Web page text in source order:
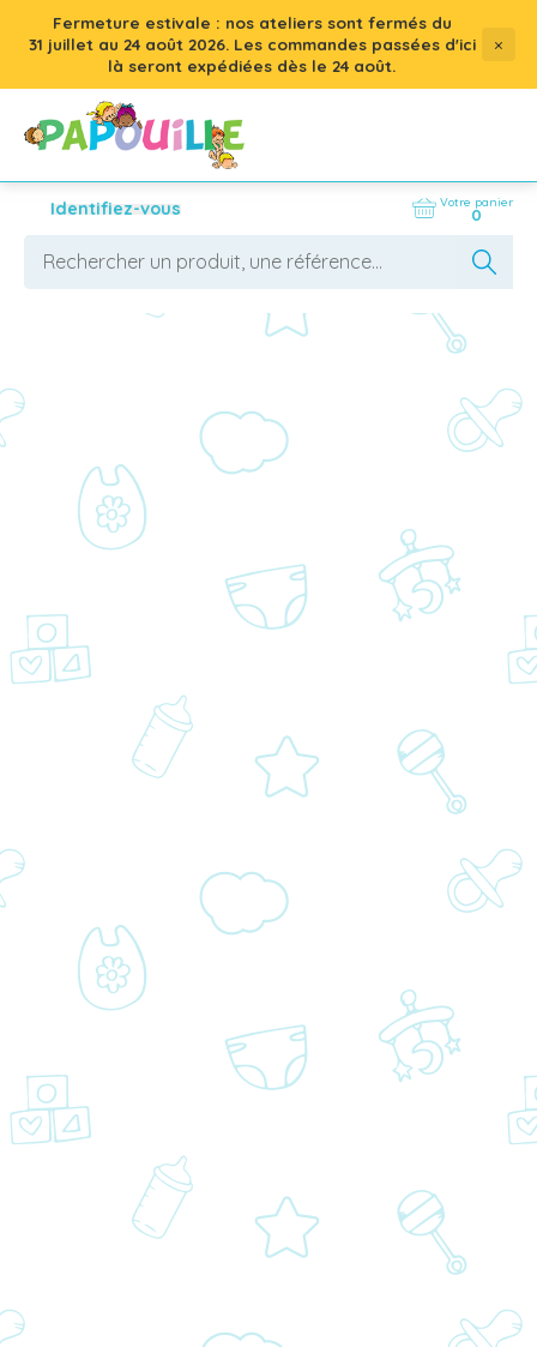
Fermeture estivale : nos ateliers sont fermés du
31 juillet au 24 août 2026. Les commandes passées d'ici
là seront expédiées dès le 24 août.
×
Identifiez-vous Votre panier
0